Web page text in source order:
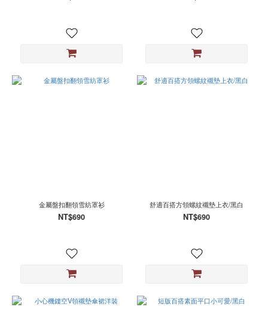
金屬盤扣翻領雪紡罩衫
NT$690
舒適百搭方領螺紋襯墊上衣/黑白
NT$690